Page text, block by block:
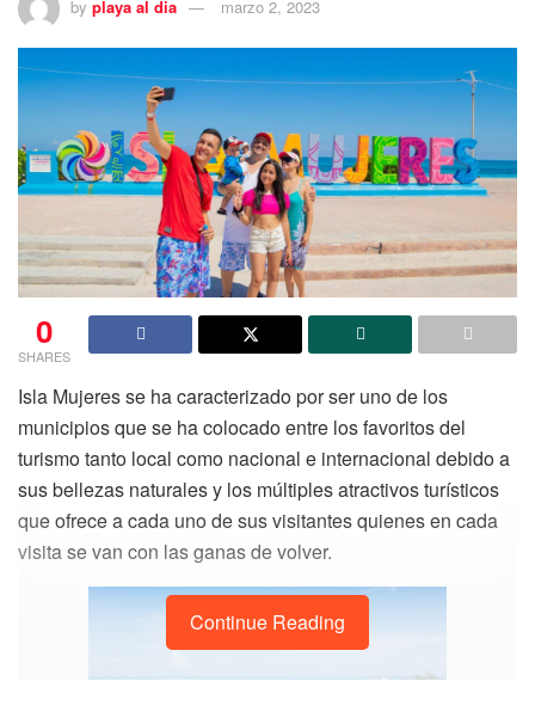
by playa al dia marzo 2, 2023
0
SHARES
Isla Mujeres se ha caracterizado por ser uno de los
municipios que se ha colocado entre los favoritos del
turismo tanto local como nacional e internacional debido a
sus bellezas naturales y los múltiples atractivos turísticos
que ofrece a cada uno de sus visitantes quienes en cada
visita se van con las ganas de volver.
Continue Reading